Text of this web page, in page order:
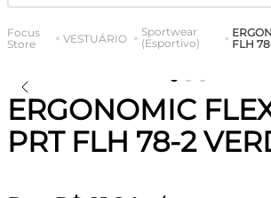
VESTUÁRIO
Sportwear
(Esportivo)
FLH
ERGONOMIC
PRT FLH 78-2